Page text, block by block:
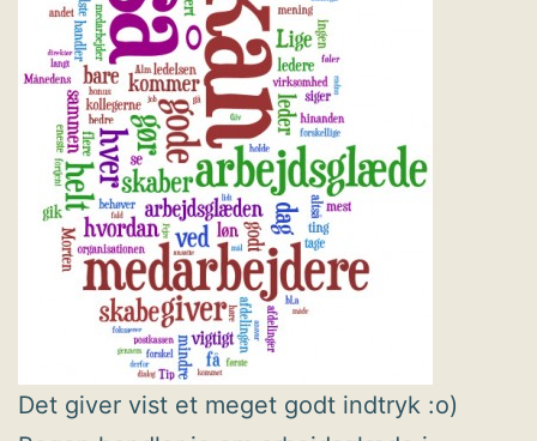
Det giver vist et meget godt indtryk :o)